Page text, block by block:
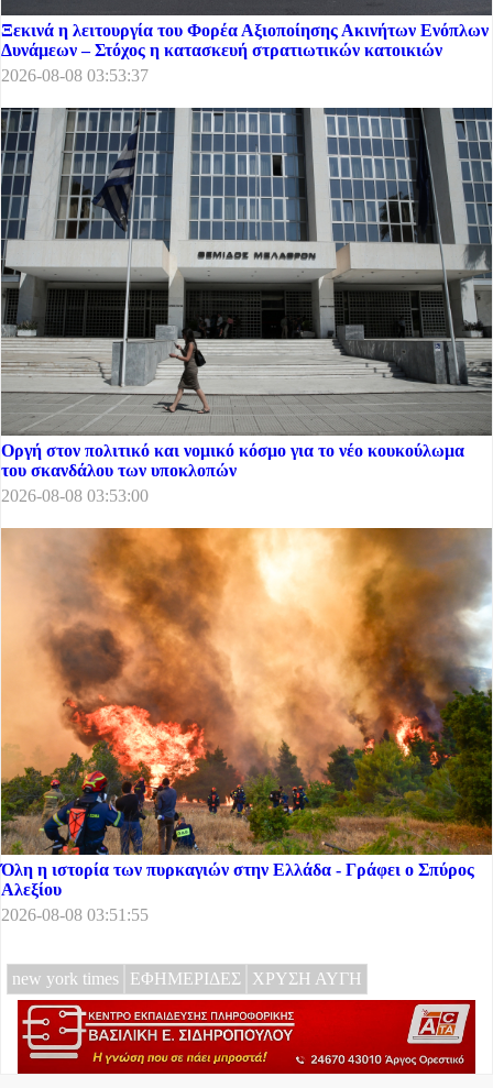
Ξεκινά η λειτουργία του Φορέα Αξιοποίησης Ακινήτων Ενόπλων
Δυνάμεων – Στόχος η κατασκευή στρατιωτικών κατοικιών
2026-08-08 03:53:37
Οργή στον πολιτικό και νομικό κόσμο για το νέο κουκούλωμα
του σκανδάλου των υποκλοπών
2026-08-08 03:53:00
Όλη η ιστορία των πυρκαγιών στην Ελλάδα - Γράφει ο Σπύρος
Αλεξίου
2026-08-08 03:51:55
new york times ΕΦΗΜΕΡΙΔΕΣ ΧΡΥΣΗ ΑΥΓΗ